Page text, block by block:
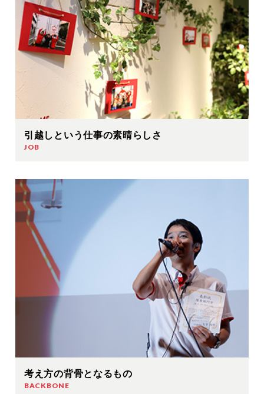
引越しという仕事の素晴らしさ
JOB
考え方の背骨となるもの
BACKBONE